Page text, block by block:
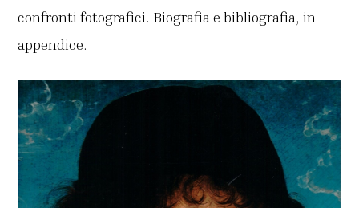
confronti fotografici. Biografia e bibliografia, in
appendice.